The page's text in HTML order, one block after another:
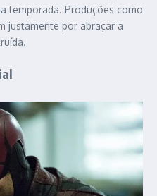
temporada. Produções como
justamente por abraçar a